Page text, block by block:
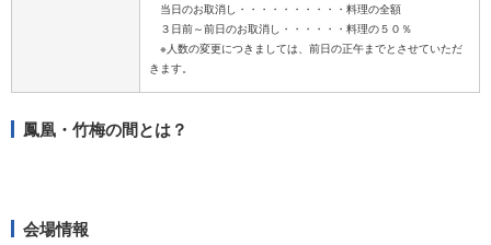
当日のお取消し・・・・・・・・・・料理の全額
３日前～前日のお取消し・・・・・・料理の５０％
※人数の変更につきましては、前日の正午までとさせていただ
鳳凰・竹梅の間とは？
会場情報